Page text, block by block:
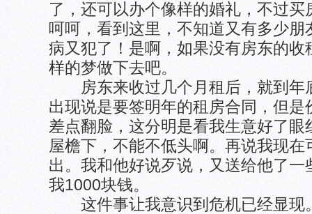
了，还可以办个像样的婚礼，不过
呵呵，看到这里，不知道又有多少朋
病又犯了！是啊，如果没有房东的收
样的梦做下去吧。
房东来收过几个月租后，就到年
出现说是要签明年的租房合同，但
差点翻脸，这分明是看我生意好了
屋檐下，不能不低头啊。再说我现
出。我和他好说歹说，又送给他了
我1000块钱。
这件事让我意识到危机已经显现